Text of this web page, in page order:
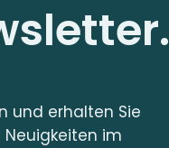
und erhalten Sie
Neuigkeiten im